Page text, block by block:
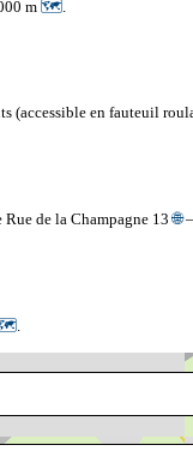
m 🗺
(accessible en fauteuil
Rue de la Champagne 13🌐